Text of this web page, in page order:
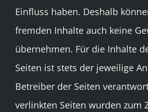
Einfluss haben. Deshalb
fremden Inhalte auch keine
übernehmen. Für die Inhalte
Seiten ist stets der jeweilige
Betreiber der Seiten
verlinkten Seiten wurden zum